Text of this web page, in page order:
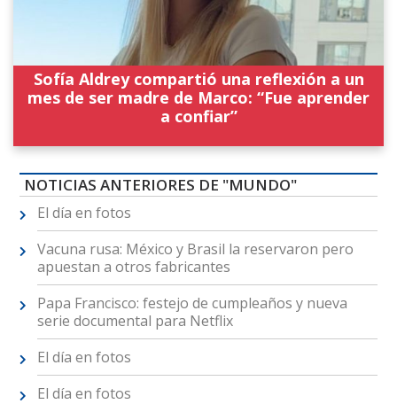
Sofía Aldrey compartió una reflexión a un
mes de ser madre de Marco: “Fue aprender
a confiar”
NOTICIAS ANTERIORES DE "MUNDO"
El día en fotos
Vacuna rusa: México y Brasil la reservaron pero
apuestan a otros fabricantes
Papa Francisco: festejo de cumpleaños y nueva
serie documental para Netflix
El día en fotos
El día en fotos